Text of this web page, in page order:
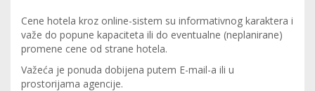
Cene hotela kroz online-sistem su informativnog karaktera i
važe do popune kapaciteta ili do eventualne (neplanirane)
promene cene od strane hotela.
Važeća je ponuda dobijena putem E-mail-a ili u
prostorijama agencije.